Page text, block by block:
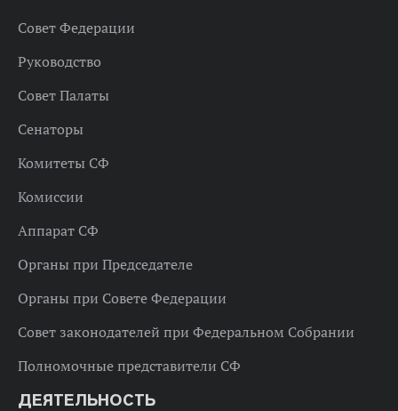
Совет Федерации
Руководство
Совет Палаты
Сенаторы
Комитеты СФ
Комиссии
Аппарат СФ
Органы при Председателе
Органы при Совете Федерации
Совет законодателей при Федеральном Собрании
Полномочные представители СФ
ДЕЯТЕЛЬНОСТЬ